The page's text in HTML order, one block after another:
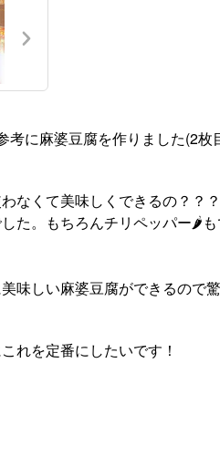
考に麻婆豆腐を作りました(2枚
なくて美味しくできるの？？
た。もちろんチリペッパー🌶️
味しい麻婆豆腐ができるので
れを定番にしたいです！